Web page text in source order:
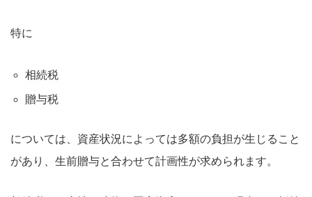
特に
相続税
贈与税
については、資産状況によっては多額の負担が生じること
があり、生前贈与と合わせて計画性が求められます。